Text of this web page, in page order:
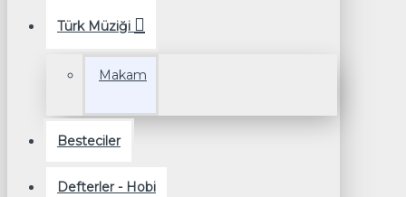
Türk Müziği
Makam
Besteciler
Defterler - Hobi